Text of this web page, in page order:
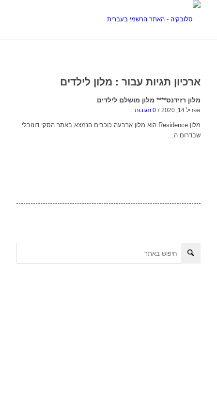
ארכיון תגיות עבור : מלון לילדים
מלון רזידנס**** מלון מושלם לילדים
אפריל 14, 2020 / 0 תגובות
מלון Residence הוא מלון ארבעה כוכבים הנמצא באתר הסקי דונובלי
שבדרום ה…